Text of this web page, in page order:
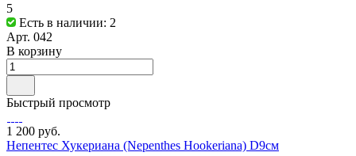
5
Есть в наличии: 2
Арт. 042
В корзину
Быстрый просмотр
1 200 руб.
Непентес Хукериана (Nepenthes Hookeriana) D9см